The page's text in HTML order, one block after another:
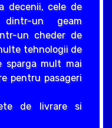
decenii, cele de
un geam
un cheder de
tehnologii de
sparga mult mai
pentru pasageri
de livrare si